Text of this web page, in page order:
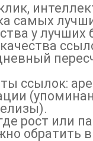
самых
у лучших
ссылок:
рост или
обратить